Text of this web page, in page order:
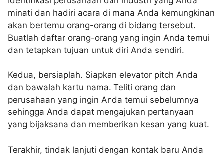
minati dan hadiri acara di mana Anda kemungkinan
akan bertemu orang-orang di bidang tersebut.
Buatlah daftar orang-orang yang ingin Anda temui
dan tetapkan tujuan untuk diri Anda sendiri.
Kedua, bersiaplah. Siapkan elevator pitch Anda
dan bawalah kartu nama. Teliti orang dan
perusahaan yang ingin Anda temui sebelumnya
sehingga Anda dapat mengajukan pertanyaan
yang bijaksana dan memberikan kesan yang kuat.
Terakhir, tindak lanjuti dengan kontak baru Anda